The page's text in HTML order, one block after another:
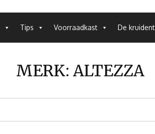
Tips Voorraadkast De
MERK: ALTEZZA